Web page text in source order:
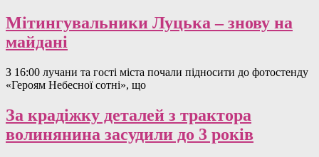
Мітингувальники Луцька – знову на
майдані
З 16:00 лучани та гості міста почали підносити до фотостенду
«Героям Небесної сотні», що
За крадіжку деталей з трактора
волинянина засудили до 3 років